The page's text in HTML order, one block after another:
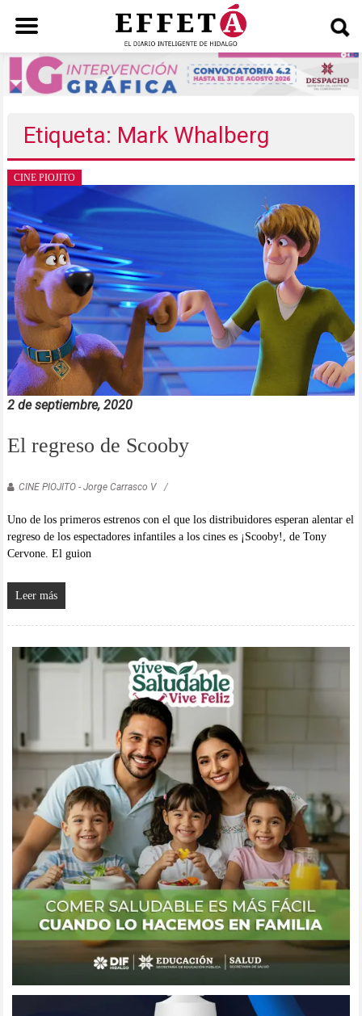
Saltar
al
contenido
Etiqueta: Mark Whalberg
CINE PIOJITO
2 de septiembre, 2020
El regreso de Scooby
CINE PIOJITO - Jorge Carrasco V
Uno de los primeros estrenos con el que los distribuidores esperan alentar el
regreso de los espectadores infantiles a los cines es ¡Scooby!, de Tony
Cervone. El guion
Leer más